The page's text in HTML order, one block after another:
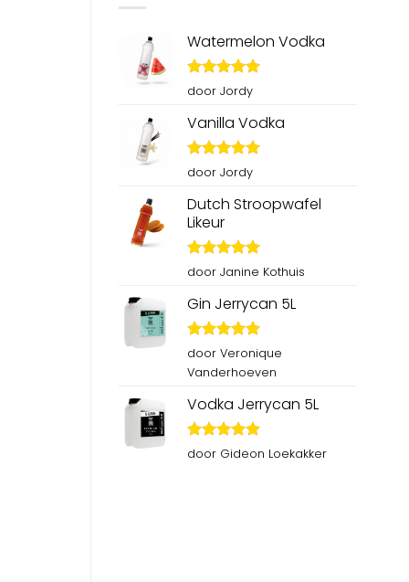
Watermelon Vodka
Gewaardeerd
door Jordy
Vanilla Vodka
Gewaardeerd
door Jordy
Dutch Stroopwafel
Likeur
Gewaardeerd
door Janine Kothuis
Gin Jerrycan 5L
Gewaardeerd
door Veronique
Vanderhoeven
Vodka Jerrycan 5L
Gewaardeerd
door Gideon Loekakker